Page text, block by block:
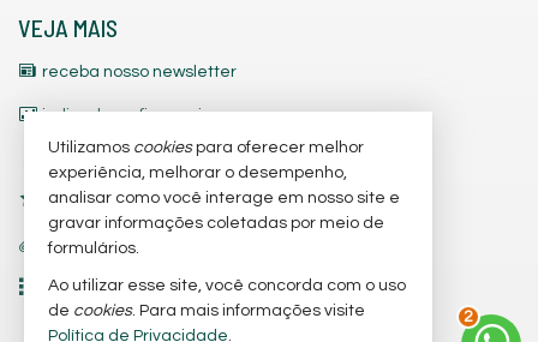
VEJA MAIS
receba nosso newsletter
indicadores financeiros
cadastre seu imóvel
imóveis favoritos
trabalhe conosco
mapa de imóveis
2
Utilizamos cookiespara oferecer melhor
experiência, melhorar o desempenho,
analisar como você interage em nosso site e
gravar informações coletadas por meio de
formulários.
Ao utilizar esse site, você concorda com o uso
de cookies. Para mais informações visite
Política de Privacidade.